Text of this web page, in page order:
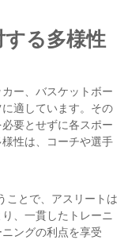
る多様性
ー、バスケットボー
適しています。その
要とせずに各スポー
性は、コーチや選手
ことで、アスリートは
、一貫したトレーニ
ングの利点を享受